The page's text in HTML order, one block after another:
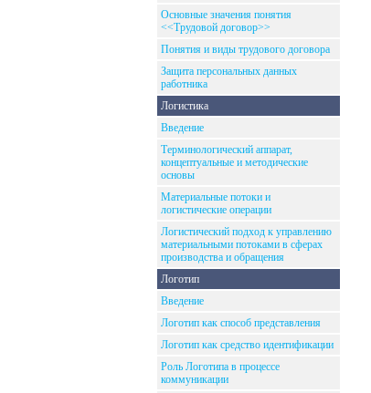
Основные значения понятия
<<Трудовой договор>>
Понятия и виды трудового договора
Защита персональных данных
работника
Логистика
Введение
Терминологический аппарат,
концептуальные и методические
основы
Материальные потоки и
логистические операции
Логистический подход к управлению
материальными потоками в сферах
производства и обращения
Логотип
Введение
Логотип как способ представления
Логотип как средство идентификации
Роль Логотипа в процессе
коммуникации